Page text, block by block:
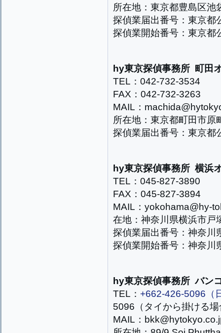
所在地：東京都豊島区池
探偵業届出番号：東京
探偵業開始番号：東京
hy東京探偵事務所 町田
TEL：042-732-3534
FAX：042-732-3263
MAIL：
所在地：東京都町田市原
探偵業届出番号：東京
hy東京探偵事務所 横浜
TEL：045-827-3890
FAX：045-827-3894
MAIL：yokohama@hy-
在地：神奈川県横浜市戸
探偵業届出番号：神奈
探偵業開始番号：神奈
hy東京探偵事務所 バン
TEL： +662-426-5096（
5096（タイから掛ける
MAIL：